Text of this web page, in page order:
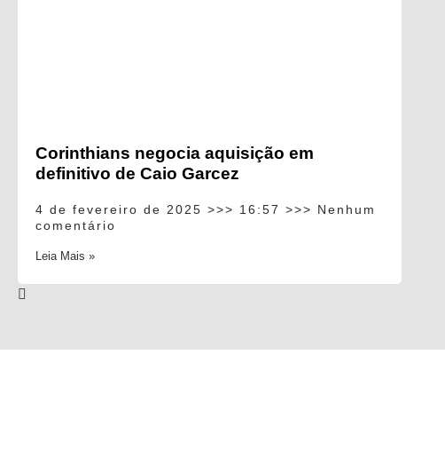
Corinthians negocia aquisição em
definitivo de Caio Garcez
4 de fevereiro de 2025 16:57
Nenhum
comentário
Leia Mais »